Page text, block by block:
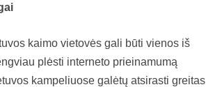
kaimo vietovės gali būti vienos iš
plėsti interneto prieinamumą
kampeliuose galėtų atsirasti greitas